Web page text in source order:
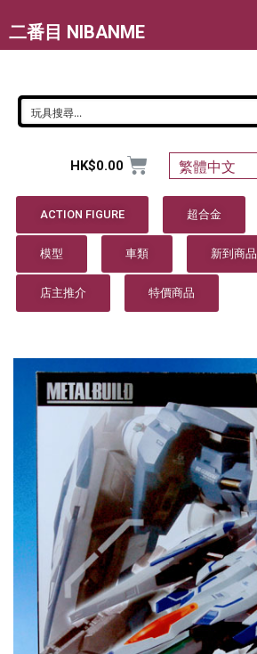
二番目 NIBANME
HK$0.00 繁體中文
ACTION FIGURE 超合金
模型 車類 新到商品
店主推介 特價商品